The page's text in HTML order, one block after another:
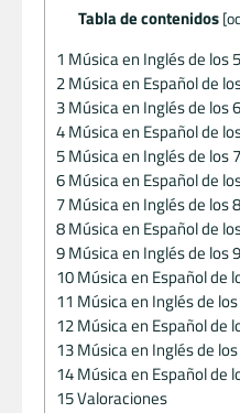
Tabla de contenidos [
1 Música en Inglés de los
2Música en Español de
3Música en Inglés de los
4Música en Español de
5Música en Inglés de los
6Música en Español de
7Música en Inglés de los
8Música en Español de
9Música en Inglés de los
10Música en Español de
11 Música en Inglés de
12Música en Español de
13Música en Inglés de
14Música en Español de
15Valoraciones